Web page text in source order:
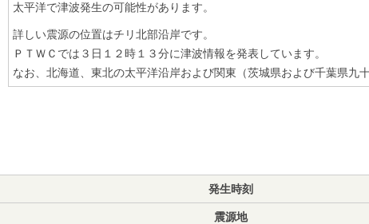
太平洋で津波発生の可能性があります。
詳しい震源の位置はチリ北部沿岸です。
ＰＴＷＣでは３日１２時１３分に津波情報を発表しています。
なお、北海道、東北の太平洋沿岸および関東（茨城県および千葉県九
発生時刻
震源地